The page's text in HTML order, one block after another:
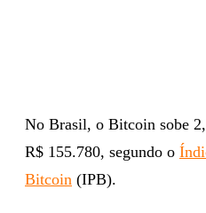
No Brasil, o Bitcoin sobe
R$ 155.780, segundo o
Bitcoin (IPB).